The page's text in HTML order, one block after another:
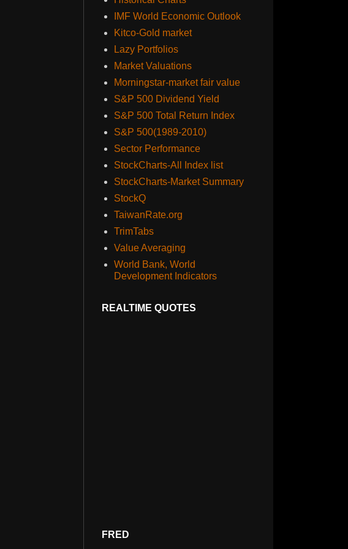
IMF World Economic Outlook
Kitco-Gold market
Lazy Portfolios
Market Valuations
Morningstar-market fair value
S&P 500 Dividend Yield
S&P 500 Total Return Index
S&P 500(1989-2010)
Sector Performance
StockCharts-All Index list
StockCharts-Market Summary
StockQ
TaiwanRate.org
TrimTabs
Value Averaging
World Bank, World
Development Indicators
REALTIME QUOTES
FRED